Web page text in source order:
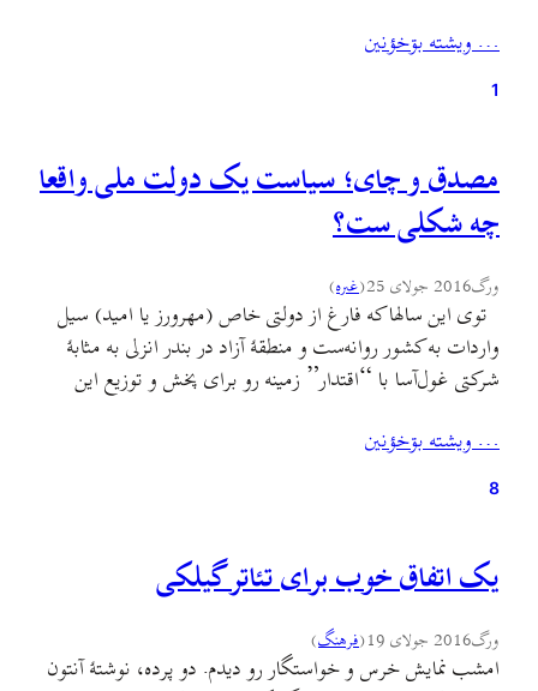
بشتؤيين ؤ کئف بکۊنين. هم تينين اي کليپˇ فايله…
… ويشته بۊخؤنين
1
مصدق و چای؛ سیاست یک دولت ملی واقعا
چه شکلی ست؟
ورگ2016 جولای 25 (غىره)
توی این سالها که فارغ از دولتی خاص (مهرورز یا امید) سیل
واردات به کشور روانه‌ست و منطقهٔ آزاد در بندر انزلی به مثابهٔ
شرکتی غول‌آسا با “اقتدار” زمینه رو برای پخش و توزیع این
کشتی‌های باربری بین انزلی و کشورهای حاشیهٔ دریای…
… ويشته بۊخؤنين
8
یک اتفاق خوب برای تئاتر گیلکی
ورگ2016 جولای 19 (فرهنگ)
امشب نمایش خرس و خواستگار رو دیدم. دو پرده، نوشتهٔ آنتون